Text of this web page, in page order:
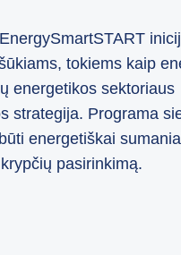
tokiems kaip
energetikos sektoriaus
strategija. Programa
energetiškai
pasirinkimą.